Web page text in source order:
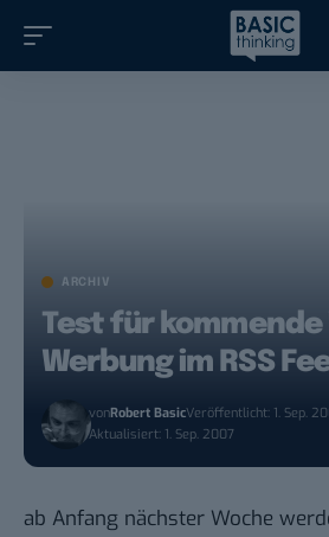
ARCHIV
Test für kommende
Werbung im RSS
vonRobert BasicVeröffentlicht: 1. Sep.
Aktualisiert: 1. Sep. 2007
ab Anfang nächster Woche